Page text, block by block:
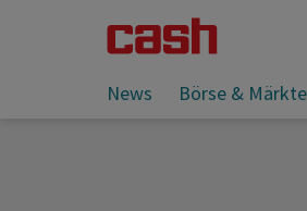
News Börse & Märkte
Sie lesen: